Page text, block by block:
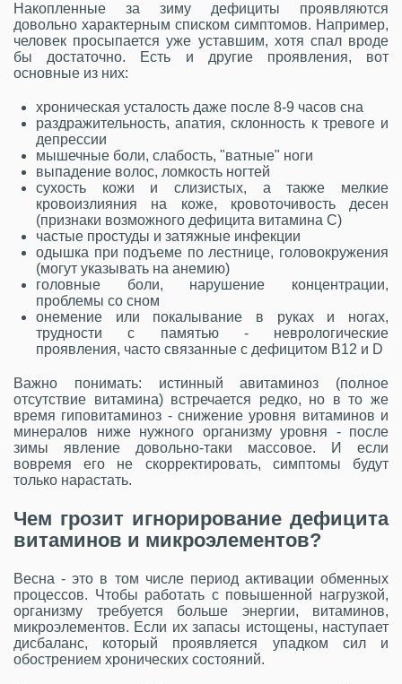
Накопленные за зиму дефициты проявляются
довольно характерным списком симптомов. Например,
человек просыпается уже уставшим, хотя спал вроде
бы достаточно. Есть и другие проявления, вот
основные из них:
хроническая усталость даже после 8-9 часов сна
раздражительность, апатия, склонность к тревоге и
депрессии
мышечные боли, слабость, "ватные" ноги
выпадение волос, ломкость ногтей
сухость кожи и слизистых, а также мелкие
кровоизлияния на коже, кровоточивость десен
(признаки возможного дефицита витамина C)
частые простуды и затяжные инфекции
одышка при подъеме по лестнице, головокружения
(могут указывать на анемию)
головные боли, нарушение концентрации,
проблемы со сном
онемение или покалывание в руках и ногах,
трудности с памятью - неврологические
проявления, часто связанные с дефицитом B12 и D
Важно понимать: истинный авитаминоз (полное
отсутствие витамина) встречается редко, но в то же
время гиповитаминоз - снижение уровня витаминов и
минералов ниже нужного организму уровня - после
зимы явление довольно-таки массовое. И если
вовремя его не скорректировать, симптомы будут
только нарастать.
Чем грозит игнорирование дефицита
витаминов и микроэлементов?
Весна - это в том числе период активации обменных
процессов. Чтобы работать с повышенной нагрузкой,
организму требуется больше энергии, витаминов,
микроэлементов. Если их запасы истощены, наступает
дисбаланс, который проявляется упадком сил и
обострением хронических состояний.